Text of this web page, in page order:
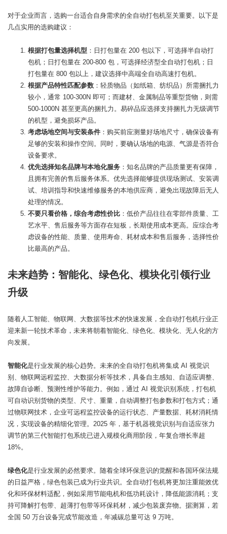
对于企业而言，选购一台适合自身需求的全自动打包机至关重要。以下是
几点实用的选购建议：
根据打包量选择机型 ：日打包量在 200 包以下，可选择半自动打
包机；日打包量在 200-800 包，可选择经济型全自动打包机；日
打包量在 800 包以上，建议选择中高端全自动高速打包机。
根据产品特性匹配参数 ：轻质物品（如纸箱、纺织品）所需捆扎力
较小，通常 100-300N 即可；而建材、金属制品等重型货物，则需
500-1000N 甚至更高的捆扎力。易碎品应选择支持捆扎力无级调节
的机型，避免损坏产品。
考虑场地空间与安装条件 ：购买前应测量好场地尺寸，确保设备有
足够的安装和操作空间。同时，要确认场地的电源、气源是否符合
设备要求。
优先选择知名品牌与本地化服务 ：知名品牌的产品质量更有保障，
且拥有完善的售后服务体系。优先选择能够提供现场测试、安装调
试、培训指导和快速维修服务的本地供应商，避免出现故障后无人
处理的情况。
不要只看价格，综合考虑性价比 ：低价产品往往在零部件质量、工
艺水平、售后服务等方面存在短板，长期使用成本更高。应综合考
虑设备的性能、质量、使用寿命、耗材成本和售后服务，选择性价
比最高的产品。
未来趋势：智能化、绿色化、模块化引领行业
升级
随着人工智能、物联网、大数据等技术的快速发展，全自动打包机行业正
迎来新一轮技术革命，未来将朝着智能化、绿色化、模块化、无人化的方
向发展。
智能化是行业发展的核心趋势。未来的全自动打包机将集成 AI 视觉识
别、物联网远程监控、大数据分析等技术，具备自主感知、自适应调整、
故障自诊断、预测性维护等能力。例如，通过 AI 视觉识别系统，打包机
可自动识别货物的类型、尺寸、重量，自动调整打包参数和打包方式；通
过物联网技术，企业可远程监控设备的运行状态、产量数据、耗材消耗情
况，实现设备的精细化管理。2025 年，基于机器视觉识别与自适应张力
调节的第三代智能打包系统已进入规模化商用阶段，年复合增长率超
18%。
绿色化是行业发展的必然要求。随着全球环保意识的觉醒和各国环保法规
的日益严格，绿色包装已成为行业共识。全自动打包机将更加注重能效优
化和环保材料适配，例如采用节能电机和低功耗设计，降低能源消耗；支
持可降解打包带、超薄打包带等环保耗材，减少包装废弃物。据测算，若
全国 50 万台设备完成节能改造，年减碳总量可达 9 万吨。